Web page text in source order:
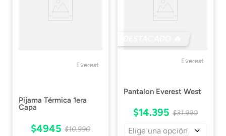
Everest
Pijama Térmica 1era
Capa
$4945 $10.990
Everest
Pantalon Everest West
$14.395 $31.990
Elige una opción